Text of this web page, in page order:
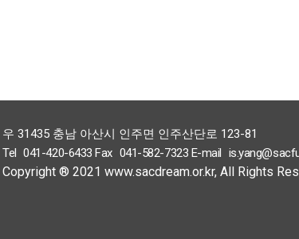
우 31435 충남 아산시 인주면 인주산단로 123-81
Tel 041-420-6433Fax 041-582-7323 E-mail
Copyright ® 2021 www.sacdream.or.kr, All Rights